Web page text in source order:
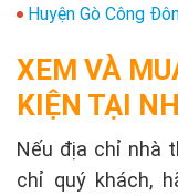
Huyện Gò Công
XEM VÀ
KIỆN TẠI
Nếu địa chỉ nhà
chỉ quý khách,